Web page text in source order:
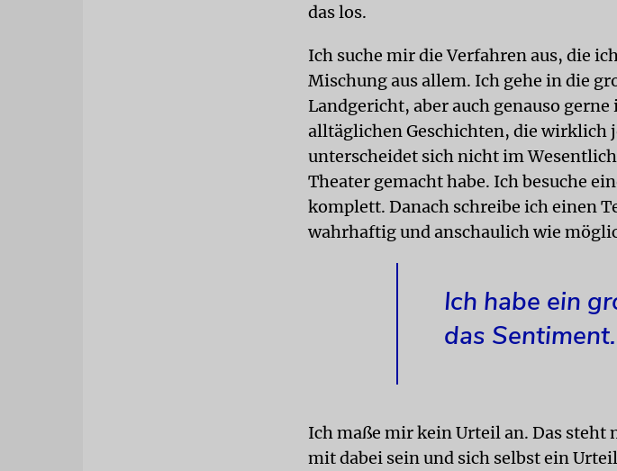
das los.
Ich suche mir die Verfahren aus, die
Mischung aus allem. Ich gehe in die
Landgericht, aber auch genauso
alltäglichen Geschichten, die wirklich
unterscheidet sich nicht im
Theater gemacht habe. Ich besuche
komplett. Danach schreibe ich einen
wahrhaftig und anschaulich wie
Ich habe ein
das Sentiment.
Ich maße mir kein Urteil an. Das steht
mit dabei sein und sich selbst ein